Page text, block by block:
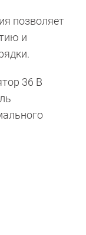
позволяет
и
36 В